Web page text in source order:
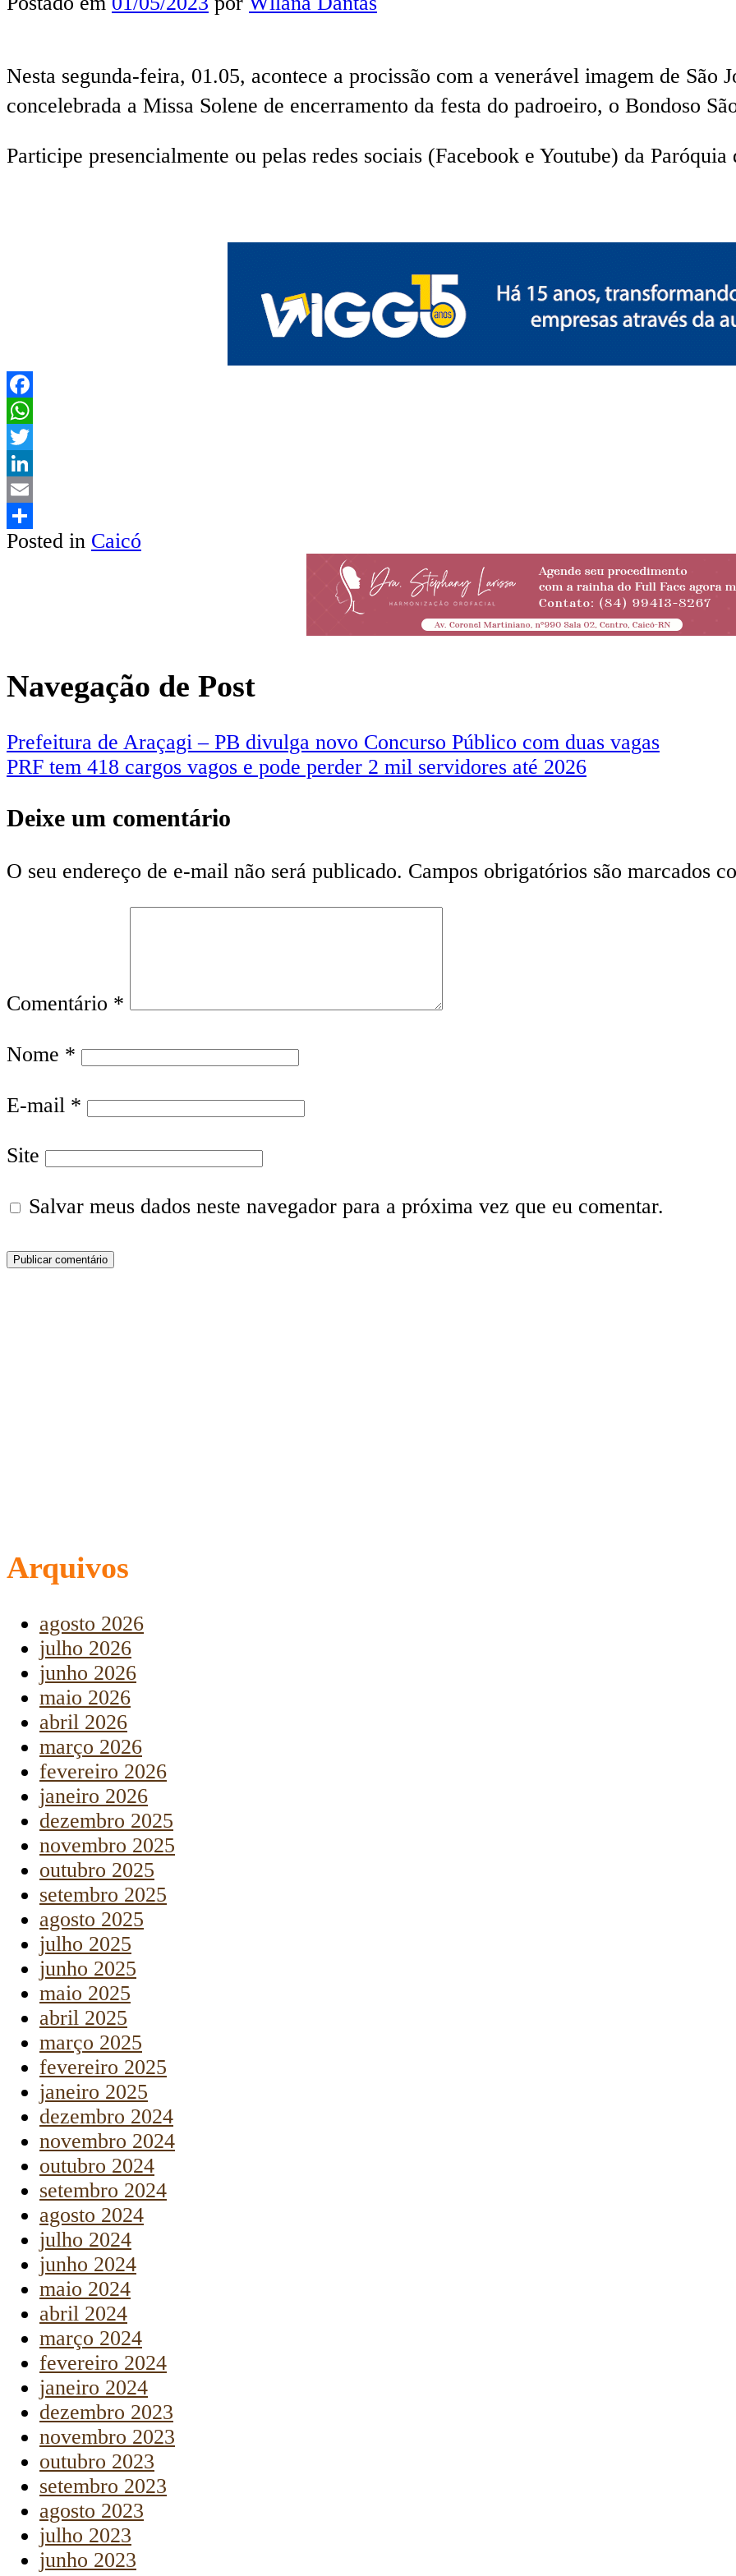
Nesta segunda-feira, 01.05, acontece a procissão com a venerável imagem de São
concelebrada a Missa Solene de encerramento da festa do padroeiro, o Bondoso
Participe presencialmente ou pelas redes sociais (Facebook e Youtube) da Paróquia
Facebook
WhatsApp
Twitter
LinkedIn
Email
Share
Posted in Caicó
Navegação de Post
Prefeitura de Araçagi – PB divulga novo Concurso Público com duas vagas
PRF tem 418 cargos vagos e pode perder 2 mil servidores até 2026
Deixe um comentário
O seu endereço de e-mail não será publicado. Campos obrigatórios são marcados
Comentário *
Nome *
E-mail *
Site
Salvar meus dados neste navegador para a próxima vez que eu comentar.
Arquivos
agosto 2026
julho 2026
junho 2026
maio 2026
abril 2026
março 2026
fevereiro 2026
janeiro 2026
dezembro 2025
novembro 2025
outubro 2025
setembro 2025
agosto 2025
julho 2025
junho 2025
maio 2025
abril 2025
março 2025
fevereiro 2025
janeiro 2025
dezembro 2024
novembro 2024
outubro 2024
setembro 2024
agosto 2024
julho 2024
junho 2024
maio 2024
abril 2024
março 2024
fevereiro 2024
janeiro 2024
dezembro 2023
novembro 2023
outubro 2023
setembro 2023
agosto 2023
julho 2023
junho 2023